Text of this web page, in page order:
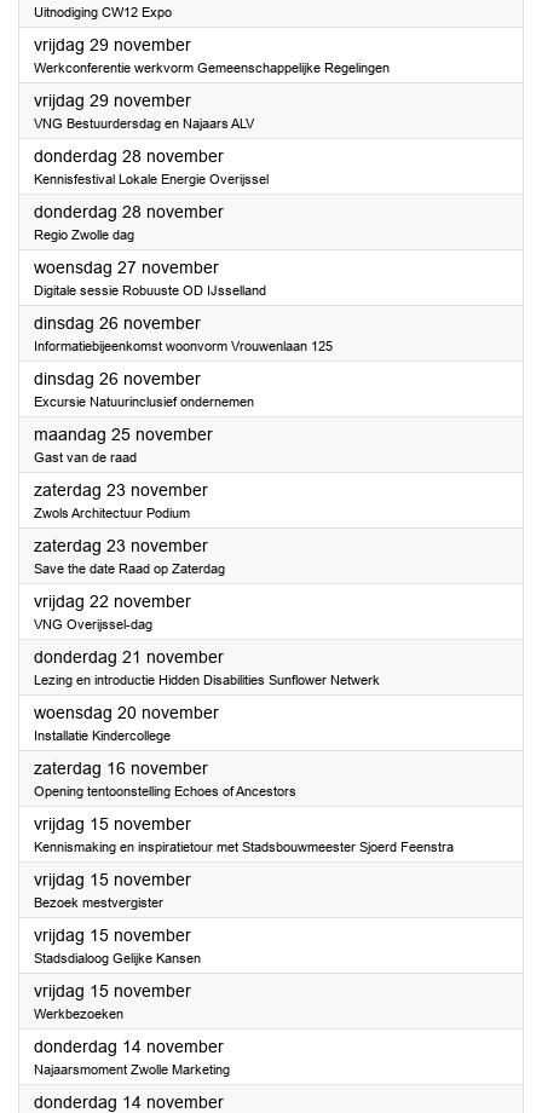
Uitnodiging CW12 Expo
vrijdag 29 november2024
Werkconferentie werkvorm Gemeenschappelijke Regelingen
vrijdag 29 november2024
VNG Bestuurdersdag en Najaars ALV
donderdag 28 november2024
Kennisfestival Lokale Energie Overijssel
donderdag 28 november2024
Regio Zwolle dag
woensdag 27 november2024
Digitale sessie Robuuste OD IJsselland
dinsdag 26 november2024
Informatiebijeenkomst woonvorm Vrouwenlaan 125
dinsdag 26 november2024
Excursie Natuurinclusief ondernemen
maandag 25 november2024
Gast van de raad
zaterdag 23 november2024
Zwols Architectuur Podium
zaterdag 23 november2024
Save the date Raad op Zaterdag
vrijdag 22 november2024
VNG Overijssel-dag
donderdag 21 november2024
Lezing en introductie Hidden Disabilities Sunflower Netwerk
woensdag 20 november2024
Installatie Kindercollege
zaterdag 16 november2024
Opening tentoonstelling Echoes of Ancestors
vrijdag 15 november2024
Kennismaking en inspiratietour met Stadsbouwmeester Sjoerd Feenstra
vrijdag 15 november2024
Bezoek mestvergister
vrijdag 15 november2024
Stadsdialoog Gelijke Kansen
vrijdag 15 november2024
Werkbezoeken
donderdag 14 november2024
Najaarsmoment Zwolle Marketing
donderdag 14 november2024